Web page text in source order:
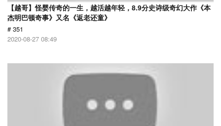
【越哥】怪婴传奇的一生，越活越年轻，8.9分史诗级奇幻大作《本
杰明巴顿奇事》又名《返老还童》
# 351
2020-08-27 08:49